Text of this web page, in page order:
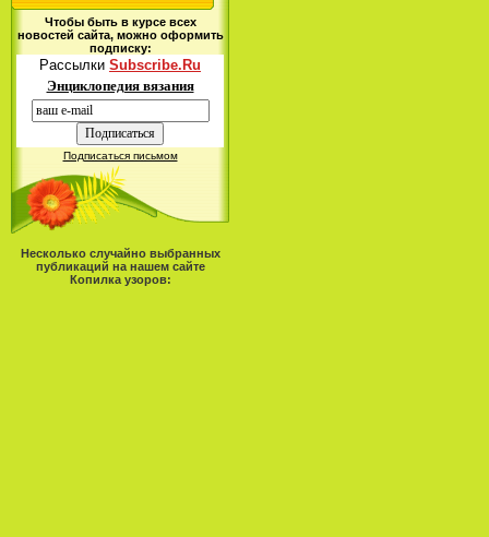
Чтобы быть в курсе всех
новостей сайта, можно оформить
подписку:
Рассылки Subscribe.Ru
Энциклопедия вязания
Подписаться письмом
Несколько случайно выбранных
публикаций на нашем сайте
Копилка узоров: